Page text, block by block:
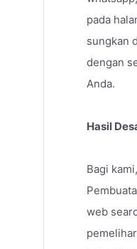
pada
sungkan
dengan
Anda.
Hasil
Bagi
web